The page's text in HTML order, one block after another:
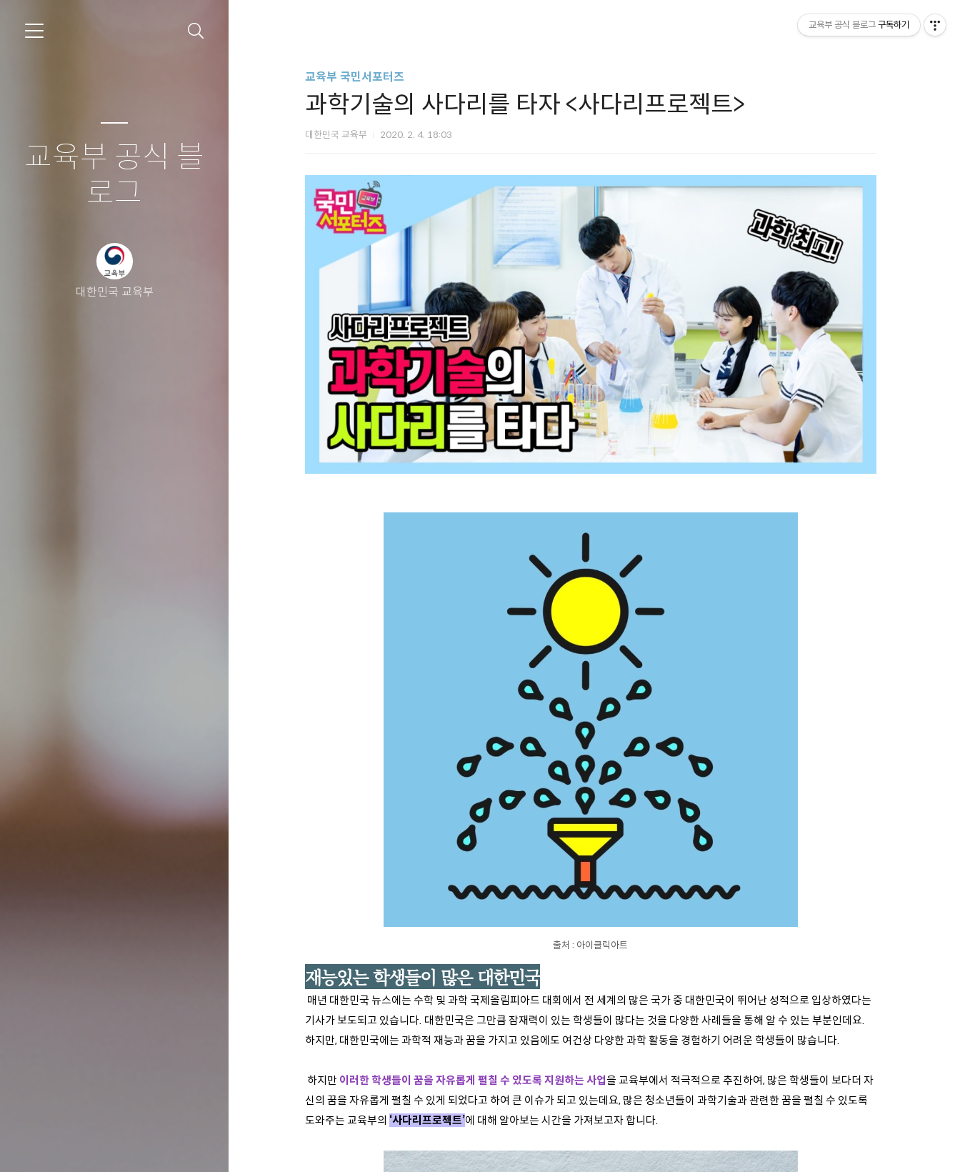
교육부 공식 블
로그
대한민국 교육부
교육부 국민서포터즈
과학기술의 사다리를 타자 <사다리프로젝트>
대한민국 교육부 2020. 2. 4. 18:03
출처 : 아이클릭아트
재능있는 학생들이 많은 대한민국
매년 대한민국 뉴스에는 수학 및 과학 국제올림피아드 대회에서 전 세계의 많은 국가 중 대한민국이 뛰어난 성적으로 입상하였다는
기사가 보도되고 있습니다. 대한민국은 그만큼 잠재력이 있는 학생들이 많다는 것을 다양한 사례들을 통해 알 수 있는 부분인데요.
하지만, 대한민국에는 과학적 재능과 꿈을 가지고 있음에도 여건상 다양한 과학 활동을 경험하기 어려운 학생들이 많습니다.
하지만 이러한 학생들이 꿈을 자유롭게 펼칠 수 있도록 지원하는 사업을 교육부에서 적극적으로 추진하여, 많은 학생들이 보다더 자
신의 꿈을 자유롭게 펼칠 수 있게 되었다고 하여 큰 이슈가 되고 있는데요, 많은 청소년들이 과학기술과 관련한 꿈을 펼칠 수 있도록
도와주는 교육부의 ‘사다리프로젝트’에 대해 알아보는 시간을 가져보고자 합니다.
교육부 공식 블로그 구독하기